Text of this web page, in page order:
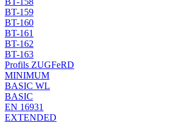
BT-159
BT-160
BT-161
BT-162
BT-163
Profils ZUGFeRD
MINIMUM
BASIC WL
BASIC
EN 16931
EXTENDED